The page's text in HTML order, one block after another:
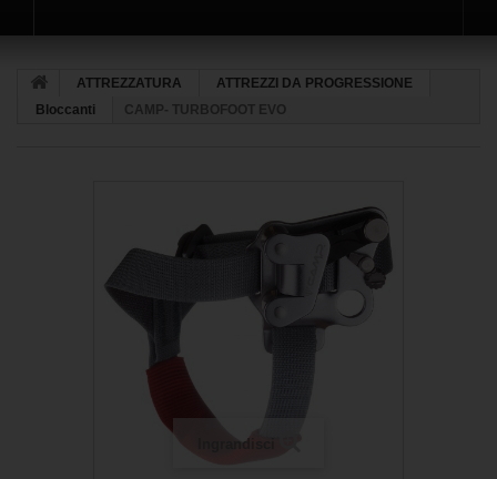
ATTREZZATURA
ATTREZZI DA PROGRESSIONE
Bloccanti
CAMP- TURBOFOOT EVO
Ingrandisci